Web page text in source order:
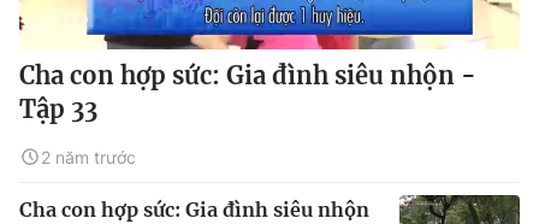
Cha con hợp sức: Gia đình siêu nhộn -
Tập 33
2 năm trước
Cha con hợp sức: Gia đình siêu nhộn